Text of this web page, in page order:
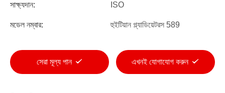
সাক্ষ্যদান: ISO
মডেল নম্বার: হুইটিয়ান গ্ল্যাডিয়েটরস 589
সেরা মূল্য পান এখনই যোগাযোগ করুন